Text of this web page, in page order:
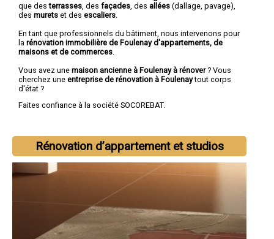
que desterrasses , des façades , des allées (dallage, pavage),
des murets et des escaliers
En tant que professionnels du bâtiment, nous intervenons pour
la rénovation immobilière de Foulenay d'appartements, de
maisons et de commerces
Vous avez une maison ancienne à Foulenay à rénover? Vous
cherchez une entreprise de rénovation à Foulenaytout corps
d'état ?
Faites confiance à la société SOCOREBAT.
Rénovation d’appartement et studios